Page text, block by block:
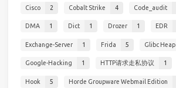
Cisco 2 Cobalt Strike 4 Code_audit
DMA 1 Dict 1 Drozer 1 EDR
Exchange-Server 1 Frida 5 Glibc Heap
Google-Hacking 1 HTTP请求走私协议 1
Hook 5 Horde Groupware Webmail Edition